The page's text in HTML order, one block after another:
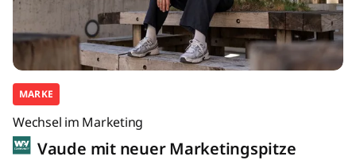
MARKE
Wechsel im Marketing
Vaude mit neuer Marketingspitze